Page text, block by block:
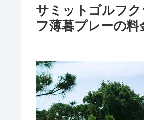
サミットゴルフ
フ薄暮プレーの料